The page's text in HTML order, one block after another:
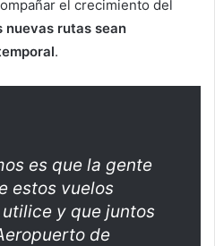
el crecimiento del
nuevas rutas sean
.
es que la gente
estos vuelos
y que juntos
de